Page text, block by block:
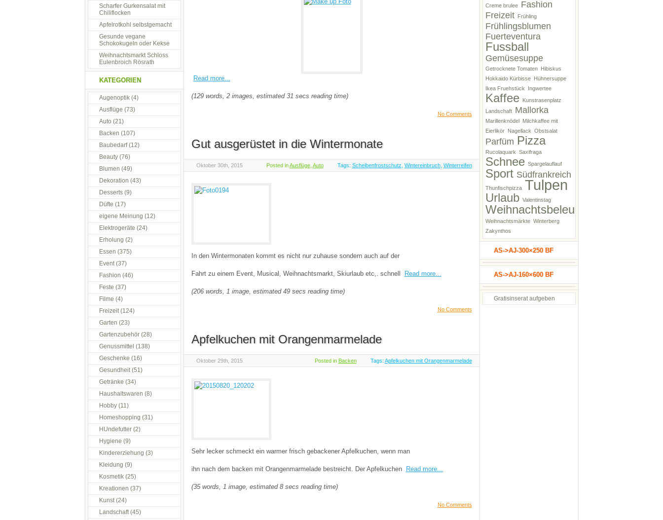
Read more...
(129 words, 2 images, estimated 31 secs reading time)
No Comments
Gut ausgerüstet in die Wintermonate
Oktober 30th, 2015 Posted inAusflüge, Auto Tags: Scheibenfrostschutz Wintereinbruch, Winterreifen
In den Wintermonaten kommt es nicht nur zuhause sondern auch auf der
Fahrt zu einem Event, Musical, Weihnachtsmarkt, Skiurlaub etc,. schnell Read more...
(206 words, 1 image, estimated 49 secs reading time)
No Comments
Apfelkuchen mit Orangenmarmelade
Oktober 29th, 2015 Posted in Backen Tags: Apfelkuchen mit Orangenmarmelade
Sehr lecker schmeckt ein warmer frisch gebackener Apfelkuchen, wenn man
ihn nach dem backen mit Orangenmarmelade bestreicht. Der Apfelkuchen Read more...
(35 words, 1 image, estimated 8 secs reading time)
No Comments
Scharfer Gurkensalat mit
Chiliflocken
Apfelrotkohl selbstgemacht
Gesunde vegane
Schokokugeln oder Kekse
Weihnachtsmarkt Schloss
Eulenbroich Rösrath
KATEGORIEN
Augenoptik(4)
Ausflüge (73)
Auto (21)
Backen (107)
Baubedarf(12)
Beauty(76)
Blumen (49)
Dekoration (43)
Desserts(9)
Düfte (17)
eigene Meinung (12)
Elektrogeräte (24)
Erholung (2)
Essen (375)
Event(37)
Fashion (46)
Feste (37)
Filme (4)
Freizeit(124)
Garten (23)
Gartenzubehör(28)
Genussmittel (138)
Geschenke (16)
Gesundheit(51)
Getränke (34)
Haushaltswaren (8)
Hobby(11)
Homeshopping (31)
HUndefutter(2)
Hygiene (9)
Kindererziehung (3)
Kleidung (9)
Kosmetik(25)
Kreationen (37)
Kunst(24)
Landschaft(45)
Creme brulee
Fashion
Freizeit
Frühling
Frühlingsblumen
Fuerteventura
Fussball
Gemüsesuppe
Getrocknete Tomaten
Hibiskus
Hokkaido Kürbisse
Hühnersuppe
Ikea Fruehstück
Ingwertee
Kaffee
Kunstrasenplatz
Landschaft
Mallorka
Marillenknödel
Milchkaffee mit
Eierlikör
Nagellack Obstsalat
Parfüm Pizza
Rucolaquark Saxifraga
Schnee Spargelauflauf
Sport Südfrankreich
Thunfischpizza Tulpen
Urlaub Valentinstag
Weihnachtsbeleuchtung
Weihnachtsmärkte Winterberg
Zakynthos
AS->AJ-300×250 BF
AS->AJ-160×600 BF
Gratisinserat aufgeben